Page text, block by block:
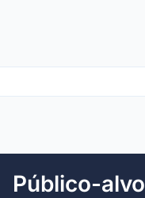
Público-alvo